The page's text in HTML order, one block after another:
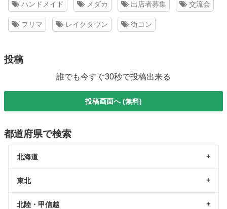
ハンドメイド メダカ 出店者募集 交流会
フリマ レイクタウン 街コン
投稿
誰でも今すぐ30秒で投稿出来る
投稿画面へ (無料)
都道府県で検索
北海道
東北
北陸・甲信越